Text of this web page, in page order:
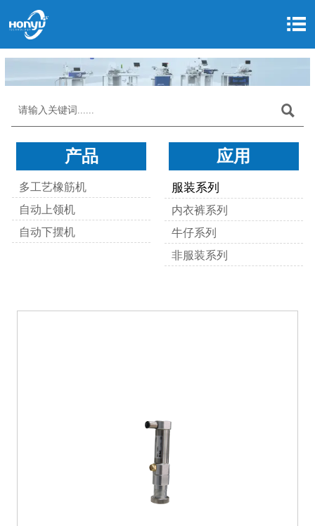


产品
多工艺橡筋机
自动上领机
自动下摆机
应用
服装系列
内衣裤系列
牛仔系列
非服装系列